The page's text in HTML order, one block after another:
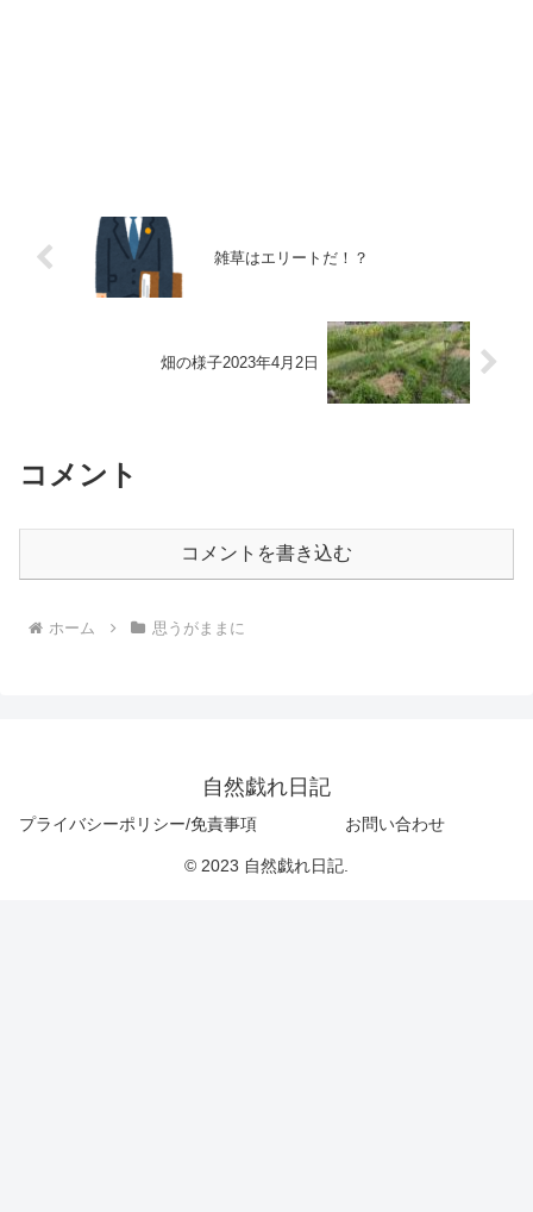
雑草はエリートだ！？
畑の様子2023年4月2日
コメント
コメントを書き込む
ホーム 思うがままに
自然戯れ日記
プライバシーポリシー/免責事項 お問い合わせ
© 2023 自然戯れ日記.